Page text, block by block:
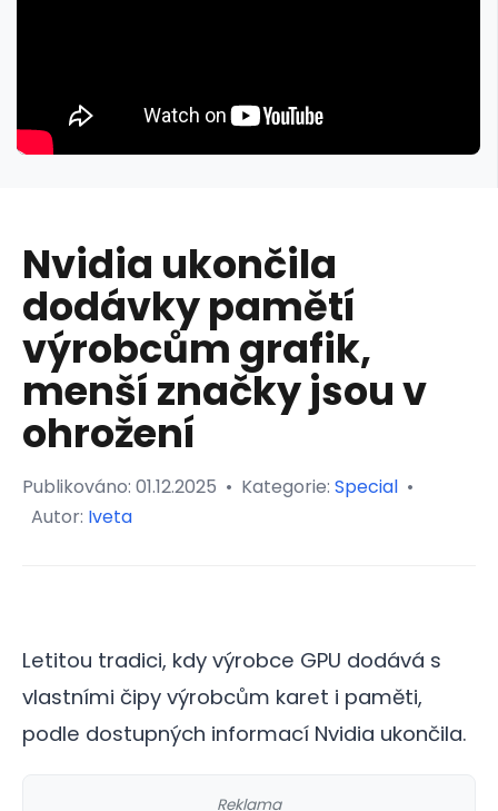
Nvidia ukončila
dodávky pamětí
výrobcům grafik,
menší značky jsou v
ohrožení
Publikováno: 01.12.2025 • Kategorie: Special •
Autor: Iveta
Letitou tradici, kdy výrobce GPU dodává s
vlastními čipy výrobcům karet i paměti,
podle dostupných informací Nvidia ukončila.
Reklama